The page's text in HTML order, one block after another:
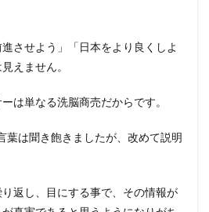
させよう」「日本をより良くしよ
えません。
は単なる洗脳商売だからです。
葉は聞き飽きましたが、改めて説明
返し、目にする事で、その情報が